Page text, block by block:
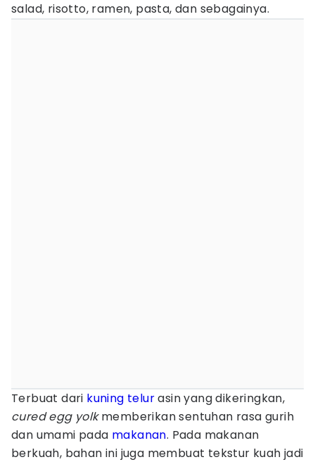
salad, risotto, ramen, pasta, dan sebagainya.
Terbuat dari kuning telurasin yang dikeringkan,
cured egg yolkmemberikan sentuhan rasa gurih
dan umami pada makanan. Pada makanan
berkuah, bahan ini juga membuat tekstur kuah jadi